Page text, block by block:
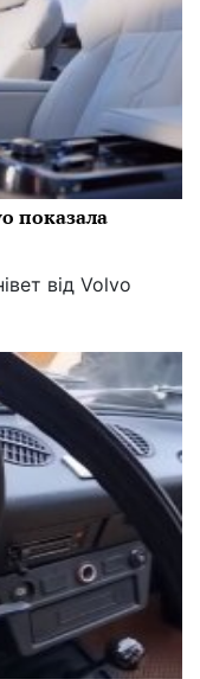
показала
від Volvo